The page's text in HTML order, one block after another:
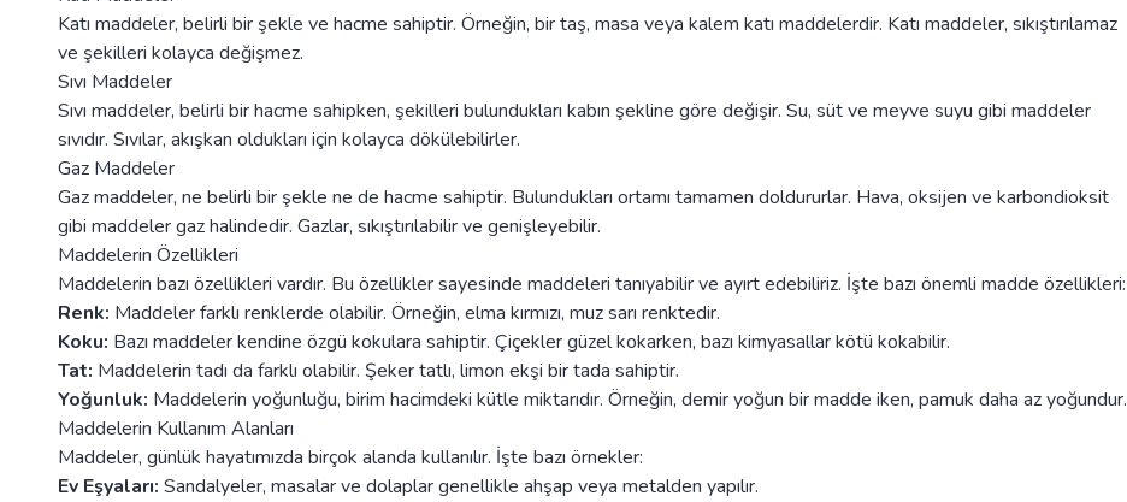
Katı maddeler, belirli bir şekle ve hacme sahiptir. Örneğin, bir taş, masa veya kalem katı maddelerdir. Katı maddeler, sıkıştırılamaz
ve şekilleri kolayca değişmez.
Sıvı Maddeler
Sıvı maddeler, belirli bir hacme sahipken, şekilleri bulundukları kabın şekline göre değişir. Su, süt ve meyve suyu gibi maddeler
sıvıdır. Sıvılar, akışkan oldukları için kolayca dökülebilirler.
Gaz Maddeler
Gaz maddeler, ne belirli bir şekle ne de hacme sahiptir. Bulundukları ortamı tamamen doldururlar. Hava, oksijen ve karbondioksit
gibi maddeler gaz halindedir. Gazlar, sıkıştırılabilir ve genişleyebilir.
Maddelerin Özellikleri
Maddelerin bazı özellikleri vardır. Bu özellikler sayesinde maddeleri tanıyabilir ve ayırt edebiliriz. İşte bazı önemli madde özellikleri:
Renk: Maddeler farklı renklerde olabilir. Örneğin, elma kırmızı, muz sarı renktedir.
Koku: Bazı maddeler kendine özgü kokulara sahiptir. Çiçekler güzel kokarken, bazı kimyasallar kötü kokabilir.
Tat: Maddelerin tadı da farklı olabilir. Şeker tatlı, limon ekşi bir tada sahiptir.
Yoğunluk: Maddelerin yoğunluğu, birim hacimdeki kütle miktarıdır. Örneğin, demir yoğun bir madde iken, pamuk daha az yoğundur.
Maddelerin Kullanım Alanları
Maddeler, günlük hayatımızda birçok alanda kullanılır. İşte bazı örnekler:
Ev Eşyaları: Sandalyeler, masalar ve dolaplar genellikle ahşap veya metalden yapılır.